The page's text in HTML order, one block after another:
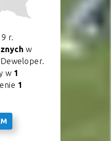
r.
w
w 1
1